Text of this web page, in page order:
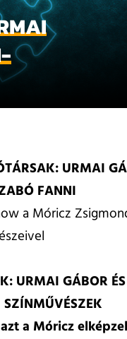
URMAI
FANNI
a Móricz
URMAI GÁBOR
a Móricz